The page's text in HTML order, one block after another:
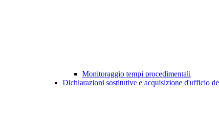
Monitoraggio tempi procedimentali
Dichiarazioni sostitutive e acquisizione d'ufficio